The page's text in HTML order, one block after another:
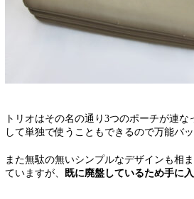
トリオはその名の通り3つのポーチが連
して単独で使うこともできるので万能バ
また無駄の無いシンプルなデザインも相
ていますが、
既に廃盤しているため手に